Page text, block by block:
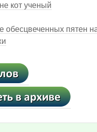
кот ученый
обесцвеченных пятен